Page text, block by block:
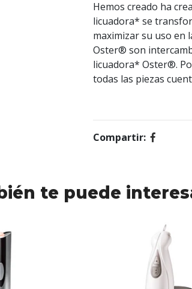
Hemos creado ha
licuadora* se
maximizar su uso en
Oster® son
licuadora* Oster®.
todas las piezas
Compartir:
te puede